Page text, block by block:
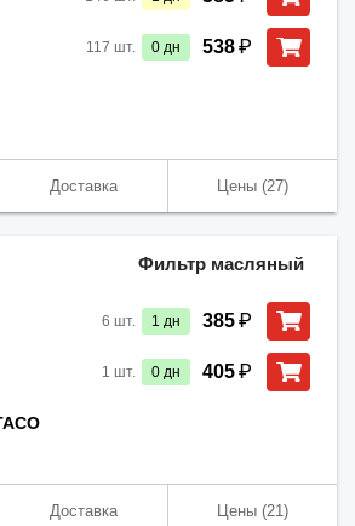
117 шт. 0 дн 538₽
Доставка Цены (27)
Фильтр масляный
6 шт. 1 дн 385₽
1 шт. 0 дн 405₽
Доставка Цены (21)